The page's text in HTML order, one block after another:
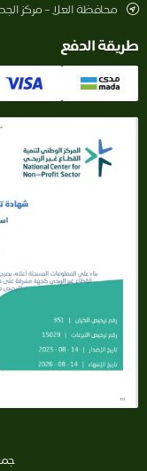
محافظة العلا – مركز
طريقة الدفع